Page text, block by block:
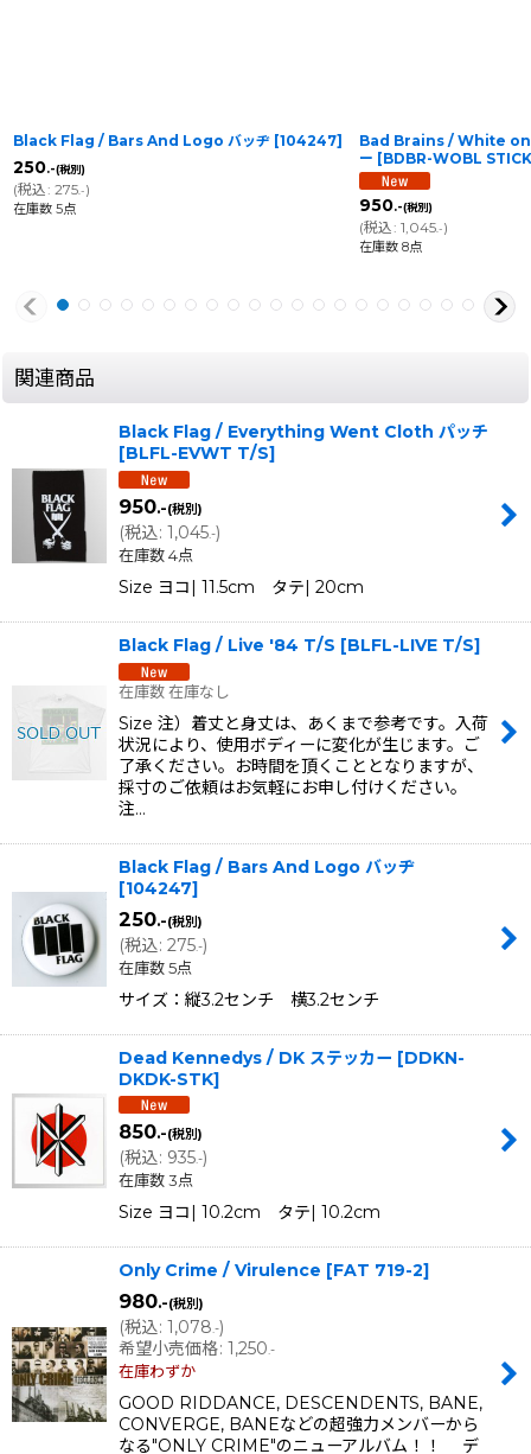
Black Flag / Bars And Logo バッヂ [104247]
250.-(税別)
(税込: 275.-)
在庫数 5点
Bad Brains / White on
ー [BDBR-WOBL
950.-(税別)
(税込: 1,045.-)
在庫数 8点
関連商品
Black Flag / Everything Went Cloth パッチ
[BLFL-EVWT T/S]
950.-(税別)
(税込: 1,045.-)
在庫数 4点
Size ヨコ| 11.5cm タテ| 20cm
Black Flag / Live '84 T/S [BLFL-LIVE T/S]
在庫数 在庫なし
Size 注）着丈と身丈は、あくまで参考です。入荷
状況により、使用ボディーに変化が生じます。ご
了承ください。お時間を頂くこととなりますが、
採寸のご依頼はお気軽にお申し付けください。
注…
Black Flag / Bars And Logo バッヂ
[104247]
250.-(税別)
(税込: 275.-)
在庫数 5点
サイズ：縦3.2センチ 横3.2センチ
Dead Kennedys / DK ステッカー [DDKN-
DKDK-STK]
850.-(税別)
(税込: 935.-)
在庫数 3点
Size ヨコ| 10.2cm タテ| 10.2cm
Only Crime / Virulence [FAT 719-2]
980.-(税別)
(税込: 1,078.-)
希望小売価格: 1,250.-
在庫わずか
GOOD RIDDANCE, DESCENDENTS, BANE,
CONVERGE, BANEなどの超強力メンバーから
なる"ONLY CRIME"のニューアルバム！！ デ